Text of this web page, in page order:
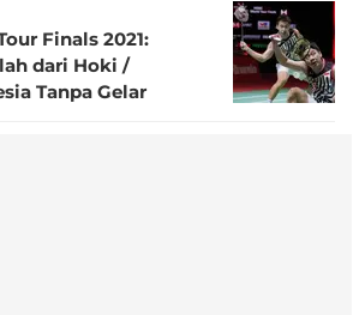
Finals 2021:
dari Hoki /
Tanpa Gelar